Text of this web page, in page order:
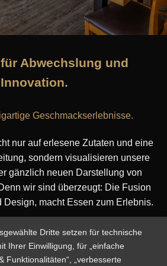
Abwechslung und
Innovation.
Geschmackserlebnisse.
nur auf erlesene Zutaten und eine
sondern visualisieren unsere
gänzlich neuen Darstellung von
wir sind überzeugt: Die Fusion
Design, macht Essen zum Erlebnis.
wir der wachsenden Nachfrage,
Anspruch gesund zuzubereiten
unsere Auswahl um einige vegane
Dritte setzen für technische
Ihrer Einwilligung, für „einfache
Funktionalitäten“, „verbesserte